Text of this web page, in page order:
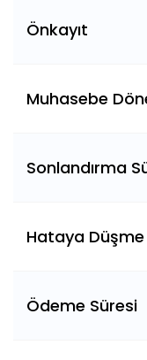
Önkayıt
Muhasebe
Sonlandırma
Hataya
Ödeme Süresi